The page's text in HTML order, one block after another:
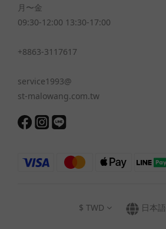
月〜金
09:30-12:00 13:30-17:00
+8863-3117617
service1993@
st-malowang.com.tw
$ TWD 日本語